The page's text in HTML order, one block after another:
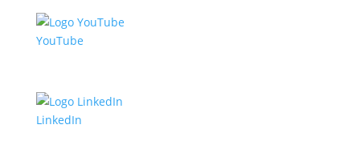
YouTube
LinkedIn